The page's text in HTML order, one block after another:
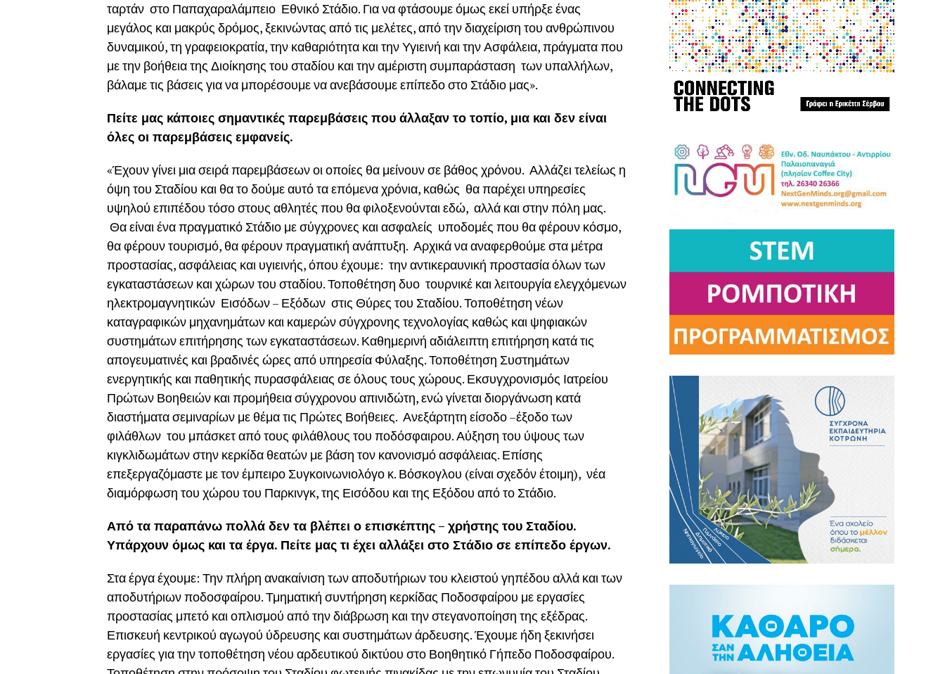
ταρτάν στο Παπαχαραλάμπειο Εθνικό Στάδιο. Για να φτάσουμε όμως εκεί υπήρξε ένας
μεγάλος και μακρύς δρόμος, ξεκινώντας από τις μελέτες, από την διαχείριση του ανθρώπινου
δυναμικού, τη γραφειοκρατία, την καθαριότητα και την Υγιεινή και την Ασφάλεια, πράγματα που
με την βοήθεια της Διοίκησης του σταδίου και την αμέριστη συμπαράσταση των υπαλλήλων,
βάλαμε τις βάσεις για να μπορέσουμε να ανεβάσουμε επίπεδο στο Στάδιο μας».
Πείτε μας κάποιες σημαντικές παρεμβάσεις που άλλαξαν το τοπίο, μια και δεν είναι
όλες οι παρεμβάσεις εμφανείς.
«Έχουν γίνει μια σειρά παρεμβάσεων οι οποίες θα μείνουν σε βάθος χρόνου. Αλλάζει τελείως η
όψη του Σταδίου και θα το δούμε αυτό τα επόμενα χρόνια, καθώς θα παρέχει υπηρεσίες
υψηλού επιπέδου τόσο στους αθλητές που θα φιλοξενούνται εδώ, αλλά και στην πόλη μας.
Θα είναι ένα πραγματικό Στάδιο με σύγχρονες και ασφαλείς υποδομές που θα φέρουν κόσμο,
θα φέρουν τουρισμό, θα φέρουν πραγματική ανάπτυξη. Αρχικά να αναφερθούμε στα μέτρα
προστασίας, ασφάλειας και υγιεινής, όπου έχουμε: την αντικεραυνική προστασία όλων των
εγκαταστάσεων και χώρων του σταδίου. Τοποθέτηση δυο τουρνικέ και λειτουργία ελεγχόμενων
ηλεκτρομαγνητικών Εισόδων – Εξόδων στις Θύρες του Σταδίου. Τοποθέτηση νέων
καταγραφικών μηχανημάτων και καμερών σύγχρονης τεχνολογίας καθώς και ψηφιακών
συστημάτων επιτήρησης των εγκαταστάσεων. Καθημερινή αδιάλειπτη επιτήρηση κατά τις
απογευματινές και βραδινές ώρες από υπηρεσία Φύλαξης. Τοποθέτηση Συστημάτων
ενεργητικής και παθητικής πυρασφάλειας σε όλους τους χώρους. Εκσυγχρονισμός Ιατρείου
Πρώτων Βοηθειών και προμήθεια σύγχρονου απινιδώτη, ενώ γίνεται διοργάνωση κατά
διαστήματα σεμιναρίων με θέμα τις Πρώτες Βοήθειες. Ανεξάρτητη είσοδο –έξοδο των
φιλάθλων του μπάσκετ από τους φιλάθλους του ποδόσφαιρου. Αύξηση του ύψους των
κιγκλιδωμάτων στην κερκίδα θεατών με βάση τον κανονισμό ασφάλειας. Επίσης
επεξεργαζόμαστε με τον έμπειρο Συγκοινωνιολόγο κ. Βόσκογλου (είναι σχεδόν έτοιμη), νέα
διαμόρφωση του χώρου του Παρκινγκ, της Εισόδου και της Εξόδου από το Στάδιο.
Από τα παραπάνω πολλά δεν τα βλέπει ο επισκέπτης – χρήστης του Σταδίου.
Υπάρχουν όμως και τα έργα. Πείτε μας τι έχει αλλάξει στο Στάδιο σε επίπεδο έργων.
Στα έργα έχουμε: Την πλήρη ανακαίνιση των αποδυτήριων του κλειστού γηπέδου αλλά και των
αποδυτήριων ποδοσφαίρου. Τμηματική συντήρηση κερκίδας Ποδοσφαίρου με εργασίες
προστασίας μπετό και οπλισμού από την διάβρωση και την στεγανοποίηση της εξέδρας.
Επισκευή κεντρικού αγωγού ύδρευσης και συστημάτων άρδευσης. Έχουμε ήδη ξεκινήσει
εργασίες για την τοποθέτηση νέου αρδευτικού δικτύου στο Βοηθητικό Γήπεδο Ποδοσφαίρου.